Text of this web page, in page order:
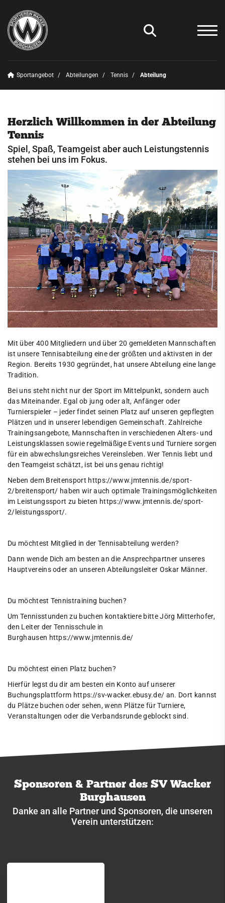
Sportangebot Abteilungen Tennis Abteilung
Herzlich Willkommen in der Abteilung
Tennis
Spiel, Spaß, Teamgeist aber auch Leistungstennis
stehen bei uns im Fokus.
Mit über 400 Mitgliedern und über 20 gemeldeten Mannschaften
ist unsere Tennisabteilung eine der größten und aktivsten in der
Region. Bereits 1930 gegründet, hat unsere Abteilung eine lange
Tradition.
Bei uns steht nicht nur der Sport im Mittelpunkt, sondern auch
das Miteinander. Egal ob jung oder alt, Anfänger oder
Turnierspieler – jeder findet seinen Platz auf unseren gepflegten
Plätzen und in unserer lebendigen Gemeinschaft. Zahlreiche
Trainingsangebote, Mannschaften in verschiedenen Alters- und
Leistungsklassen sowie regelmäßige Events und Turniere sorgen
für ein abwechslungsreiches Vereinsleben. Wer Tennis liebt und
den Teamgeist schätzt, ist bei uns genau richtig!
Neben dem Breitensport https://www.jmtennis.de/sport-
2/breitensport/ haben wir auch optimale Trainingsmöglichkeiten
im Leistungssport zu bieten https://www.jmtennis.de/sport-
2/leistungssport/.
Du möchtest Mitglied in der Tennisabteilung werden?
Dann wende Dich am besten an die Ansprechpartner unseres
Hauptvereins oder an unseren Abteilungsleiter Oskar Männer.
Du möchtest Tennistraining buchen?
Um Tennisstunden zu buchen kontaktiere bitte Jörg Mitterhofer,
den Leiter der Tennisschule in
Burghausen https://www.jmtennis.de/
Du möchtest einen Platz buchen?
Hierfür legst du dir am besten ein Konto auf unserer
Buchungsplattform https://sv-wacker.ebusy.de/ an. Dort kannst
du Plätze buchen oder sehen, wenn Plätze für Turniere,
Veranstaltungen oder die Verbandsrunde geblockt sind.
Sponsoren & Partner des SV Wacker
Burghausen
Danke an alle Partner und Sponsoren, die unseren
Verein unterstützen:
Sportangebot
Deinen Sport finden
Abteilungen
Amateurfunk
Badminton
Basketball
Cricket
Eisschützen
Faustball
Fechten
Fußball
Jugendclub
Kegeln
Kindersportschule
Leichtathletik
Paddeln
Radsport
Ringen
Schießen
Schwimmen
Segeln
Tennis
News & Events
Ansprechpartner*innen
Tennisschule
Platzbuchung
Tischtennis
Service